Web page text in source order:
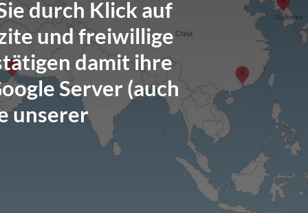
durch Klick auf
und freiwillige
damit ihre
Server (auch
unserer